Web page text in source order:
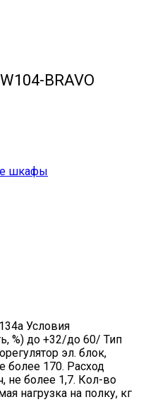
BRAVO
шкафы
Условия
%) до +32/до 60/ Тип
эл. блок,
более 170. Расход
не более 1,7. Кол-во
нагрузка на полку, кг